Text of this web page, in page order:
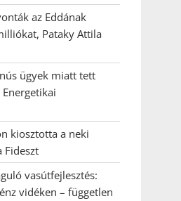
az Eddának
Pataky Attila
ügyek miatt tett
kiosztotta a neki
Fideszt
vasútfejlesztés:
vidéken – független